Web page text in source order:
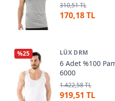
310,51 TL
170,18 TL
%25 LÜX DRM
6 Adet %100
6000
1.422,58 TL
919,51 TL